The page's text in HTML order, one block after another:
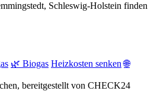
Schleswig-Holstein finden
🌿 Biogas Heizkosten senken 🌐
bereitgestellt von CHECK24